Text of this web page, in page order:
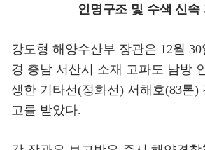
인명구조 및 수색 신속
강도형 해양수산부 장관은 12월 30
경 충남 서산시 소재 고파도 남방
생한 기타선(정화선) 서해호(83톤)
고를 받았다.